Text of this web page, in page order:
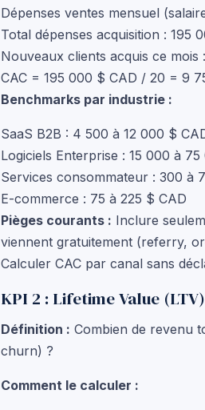
Dépenses ventes mensuel
Total dépenses acquisition : 195
Nouveaux clients acquis ce mois
CAC = 195 000 $ CAD / 20 = 9
Benchmarks par industrie :
SaaS B2B : 4 500 à 12 000 $
Logiciels Enterprise : 15 000 à
Services consommateur : 300 à
E-commerce : 75 à 225 $ CAD
Pièges courants : Inclure
viennent gratuitement (referry,
Calculer CAC par canal sans
KPI 2 : Lifetime Value (LTV)
Définition : Combien de revenu
churn) ?
Comment le calculer :